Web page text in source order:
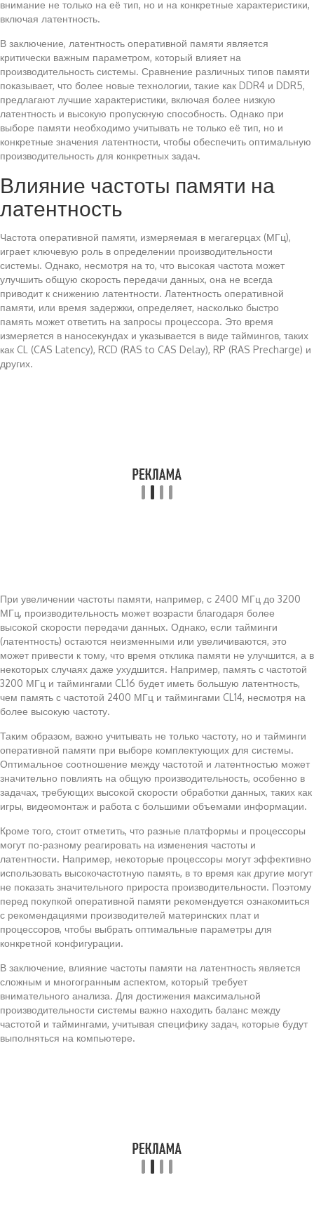
внимание не только на её тип, но и на конкретные характеристики,
включая латентность.
В заключение, латентность оперативной памяти является
критически важным параметром, который влияет на
производительность системы. Сравнение различных типов памяти
показывает, что более новые технологии, такие как DDR4 и DDR5,
предлагают лучшие характеристики, включая более низкую
латентность и высокую пропускную способность. Однако при
выборе памяти необходимо учитывать не только её тип, но и
конкретные значения латентности, чтобы обеспечить оптимальную
производительность для конкретных задач.
Влияние частоты памяти на
латентность
Частота оперативной памяти, измеряемая в мегагерцах (МГц),
играет ключевую роль в определении производительности
системы. Однако, несмотря на то, что высокая частота может
улучшить общую скорость передачи данных, она не всегда
приводит к снижению латентности. Латентность оперативной
памяти, или время задержки, определяет, насколько быстро
память может ответить на запросы процессора. Это время
измеряется в наносекундах и указывается в виде таймингов, таких
как CL (CAS Latency), RCD (RAS to CAS Delay), RP (RAS Precharge) и
других.
При увеличении частоты памяти, например, с 2400 МГц до 3200
МГц, производительность может возрасти благодаря более
высокой скорости передачи данных. Однако, если тайминги
(латентность) остаются неизменными или увеличиваются, это
может привести к тому, что время отклика памяти не улучшится, а в
некоторых случаях даже ухудшится. Например, память с частотой
3200 МГц и таймингами CL16 будет иметь большую латентность,
чем память с частотой 2400 МГц и таймингами CL14, несмотря на
более высокую частоту.
Таким образом, важно учитывать не только частоту, но и тайминги
оперативной памяти при выборе комплектующих для системы.
Оптимальное соотношение между частотой и латентностью может
значительно повлиять на общую производительность, особенно в
задачах, требующих высокой скорости обработки данных, таких как
игры, видеомонтаж и работа с большими объемами информации.
Кроме того, стоит отметить, что разные платформы и процессоры
могут по-разному реагировать на изменения частоты и
латентности. Например, некоторые процессоры могут эффективно
использовать высокочастотную память, в то время как другие могут
не показать значительного прироста производительности. Поэтому
перед покупкой оперативной памяти рекомендуется ознакомиться
с рекомендациями производителей материнских плат и
процессоров, чтобы выбрать оптимальные параметры для
конкретной конфигурации.
В заключение, влияние частоты памяти на латентность является
сложным и многогранным аспектом, который требует
внимательного анализа. Для достижения максимальной
производительности системы важно находить баланс между
частотой и таймингами, учитывая специфику задач, которые будут
выполняться на компьютере.